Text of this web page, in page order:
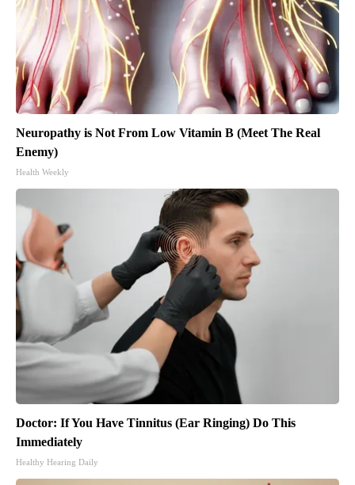
Neuropathy is Not From Low Vitamin B (Meet The Real
Enemy)
Health Weekly
Doctor: If You Have Tinnitus (Ear Ringing) Do This
Immediately
Healthy Hearing Daily